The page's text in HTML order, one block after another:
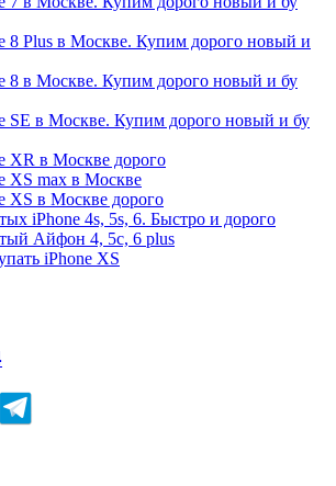
8 Plus в Москве. Купим дорого новый и
8 в Москве. Купим дорого новый и бу
SE в Москве. Купим дорого новый и бу
XR в Москве дорого
XS max в Москве
XS в Москве дорого
iPhone 4s, 5s, 6. Быстро и дорого
Айфон 4, 5c, 6 plus
iPhone XS